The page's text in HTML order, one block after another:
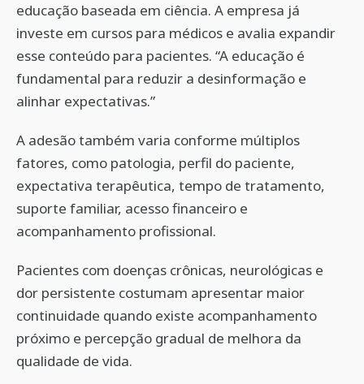
educação baseada em ciência. A empresa já
investe em cursos para médicos e avalia expandir
esse conteúdo para pacientes. “A educação é
fundamental para reduzir a desinformação e
alinhar expectativas.”
A adesão também varia conforme múltiplos
fatores, como patologia, perfil do paciente,
expectativa terapêutica, tempo de tratamento,
suporte familiar, acesso financeiro e
acompanhamento profissional.
Pacientes com doenças crônicas, neurológicas e
dor persistente costumam apresentar maior
continuidade quando existe acompanhamento
próximo e percepção gradual de melhora da
qualidade de vida.